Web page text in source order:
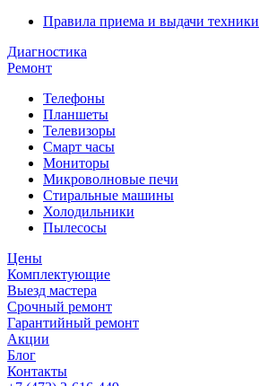
Правила приема и выдачи техники
Диагностика
Ремонт
Телефоны
Планшеты
Телевизоры
Смарт часы
Мониторы
Микроволновые печи
Стиральные машины
Холодильники
Пылесосы
Цены
Комплектующие
Выезд мастера
Срочный ремонт
Гарантийный ремонт
Акции
Блог
Контакты